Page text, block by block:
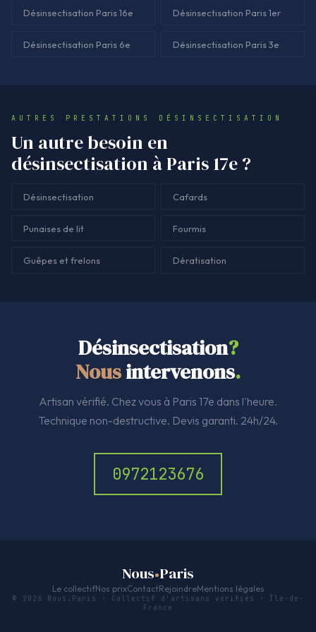
Désinsectisation Paris 16e Désinsectisation Paris 1er
Désinsectisation Paris 6e Désinsectisation Paris 3e
AUTRES PRESTATIONS DÉSINSECTISATION
Un autre besoin en
désinsectisation à Paris 17e ?
Désinsectisation Cafards
Punaises de lit Fourmis
Guêpes et frelons Dératisation
Désinsectisation?
Nousintervenons.
Artisan vérifié. Chez vous à Paris 17e dans l'heure.
Technique non-destructive. Devis garanti. 24h/24.
0972123676
Nous Paris
Le collectifNos prixContactRejoindreMentions légales
© 2026 Nous.Paris · Collectif d'artisans vérifiés · Île-de-
France